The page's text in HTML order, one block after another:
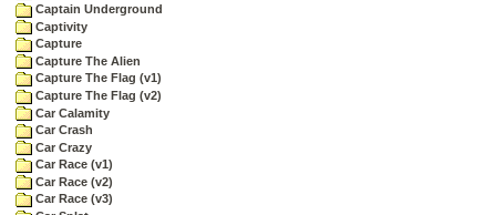
Captain Underground
Captivity
Capture
Capture The Alien
Capture The Flag (v1)
Capture The Flag (v2)
Car Calamity
Car Crash
Car Crazy
Car Race (v1)
Car Race (v2)
Car Race (v3)